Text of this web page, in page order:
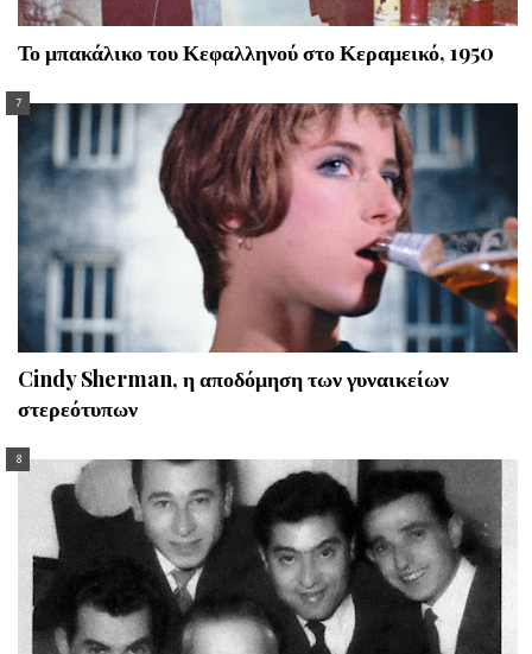
Το μπακάλικο του Κεφαλληνού στο Κεραμεικό, 1950
Cindy Sherman, η αποδόμηση των γυναικείων
στερεότυπων